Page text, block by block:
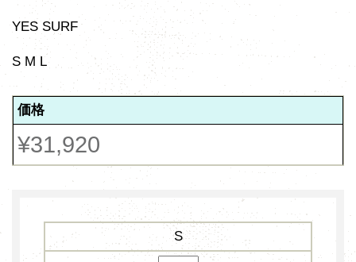
YES SURF
S M L
価格
¥31,920
S